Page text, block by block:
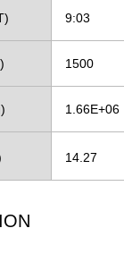
9:03
1500
1.66E+06
14.27